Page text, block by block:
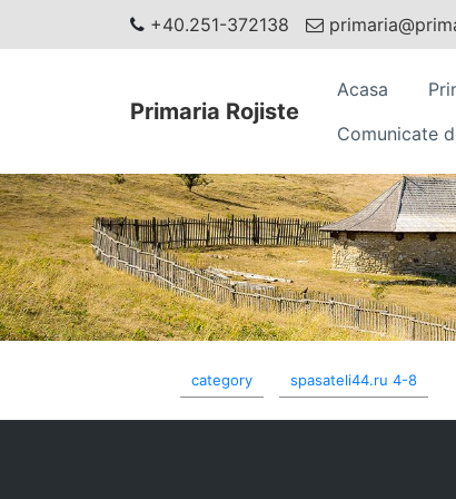
+40.251-372138
Primaria Rojiste
Acasa
Comunicate
category spasateli44.ru 4-8